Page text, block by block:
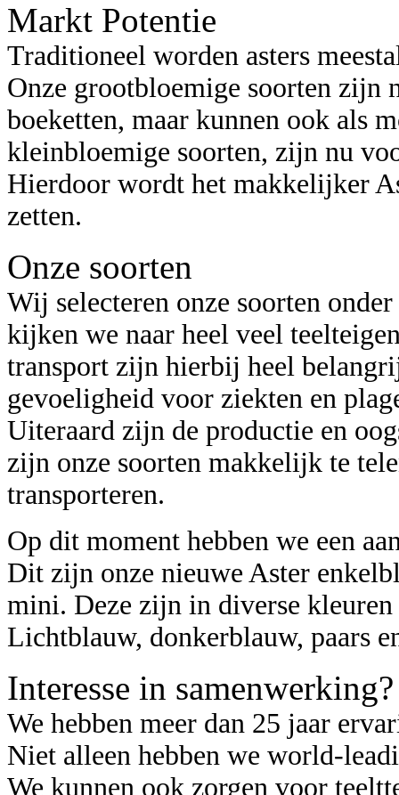
Markt Potentie
Traditioneel worden asters
Onze grootbloemige soorten zijn
boeketten, maar kunnen ook als
kleinbloemige soorten, zijn nu
Hierdoor wordt het makkelijker
zetten.
Onze soorten
Wij selecteren onze soorten
kijken we naar heel veel
transport zijn hierbij heel
gevoeligheid voor ziekten en
Uiteraard zijn de productie en
zijn onze soorten makkelijk te
transporteren.
Op dit moment hebben we een
Dit zijn onze nieuwe Aster
mini. Deze zijn in diverse
Lichtblauw, donkerblauw, paars
Interesse in samenwerking?
We hebben meer dan 25 jaar
Niet alleen hebben we world-
We kunnen ook zorgen voor